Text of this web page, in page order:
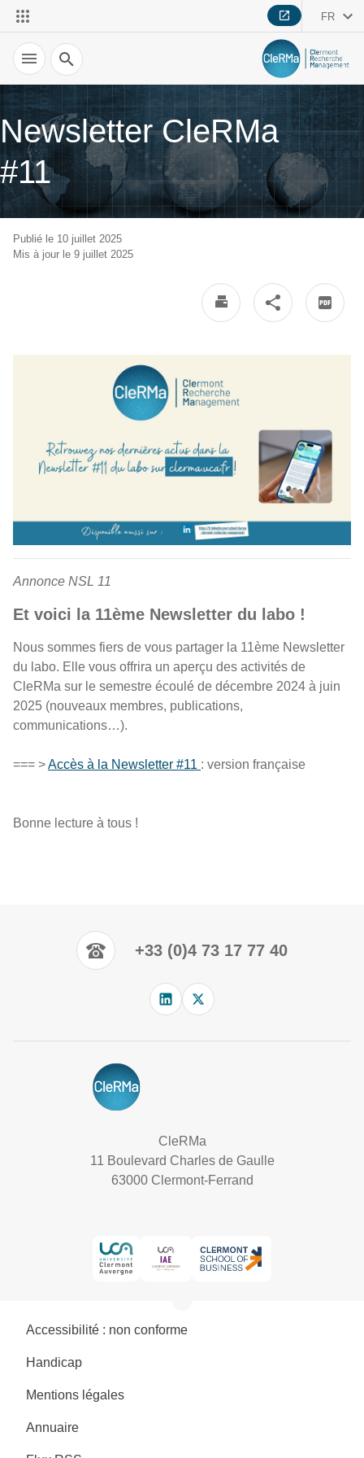
FR
Recherche
Newsletter CleRMa
#11
Publié le 10 juillet 2025
Mis à jour le 9 juillet 2025
Annonce NSL 11
Et voici la 11ème Newsletter du labo !
Nous sommes fiers de vous partager la 11ème Newsletter
du labo. Elle vous offrira un aperçu des activités de
CleRMa sur le semestre écoulé de décembre 2024 à juin
2025 (nouveaux membres, publications,
communications…).
=== >Accès à la Newsletter #11 : version française
Bonne lecture à tous !
+33 (0)4 73 17 77 40
CleRMa
11 Boulevard Charles de Gaulle
63000 Clermont-Ferrand
Accessibilité : non conforme
Handicap
Mentions légales
Annuaire